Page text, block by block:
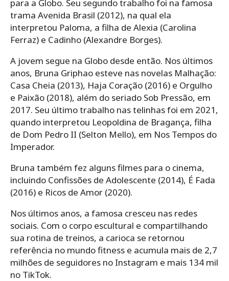
para a Globo. Seu segundo trabalho foi na famosa
trama Avenida Brasil (2012), na qual ela
interpretou Paloma, a filha de Alexia (Carolina
Ferraz) e Cadinho (Alexandre Borges).
A jovem segue na Globo desde então. Nos últimos
anos, Bruna Griphao esteve nas novelas Malhação:
Casa Cheia (2013), Haja Coração (2016) e Orgulho
e Paixão (2018), além do seriado Sob Pressão, em
2017. Seu último trabalho nas telinhas foi em 2021,
quando interpretou Leopoldina de Bragança, filha
de Dom Pedro II (Selton Mello), em Nos Tempos do
Imperador.
Bruna também fez alguns filmes para o cinema,
incluindo Confissões de Adolescente (2014), É Fada
(2016) e Ricos de Amor (2020).
Nos últimos anos, a famosa cresceu nas redes
sociais. Com o corpo escultural e compartilhando
sua rotina de treinos, a carioca se retornou
referência no mundo fitness e acumula mais de 2,7
milhões de seguidores no Instagram e mais 134 mil
no TikTok.